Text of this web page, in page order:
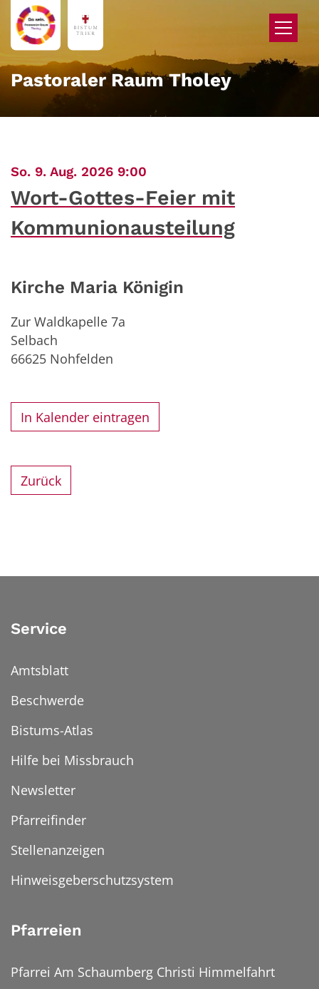
Zum Inhalt springen
Pastoraler Raum Tholey
So. 9. Aug. 2026 9:00
Wort-Gottes-Feier mit
Kommunionausteilung
Kirche Maria Königin
Zur Waldkapelle 7a
Selbach
66625 Nohfelden
In Kalender eintragen
Zurück
Service
Amtsblatt
Beschwerde
Bistums-Atlas
Hilfe bei Missbrauch
Newsletter
Pfarreifinder
Stellenanzeigen
Hinweisgeberschutzsystem
Pfarreien
Pfarrei Am Schaumberg Christi Himmelfahrt